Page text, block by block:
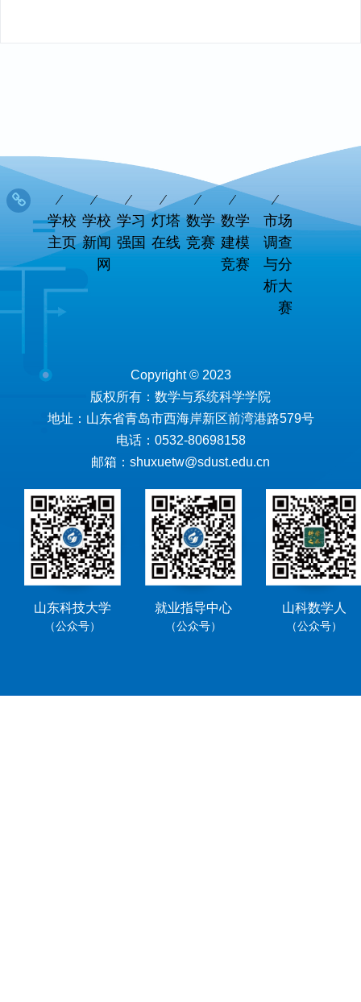
学校
主页
学校
新闻
网
学习
强国
灯塔
在线
数学
竞赛
数学
建模
竞赛
市场
调查
与分
析大
赛
Copyright © 2023
版权所有：数学与系统科学学院
地址：山东省青岛市西海岸新区前湾港路579号
电话：0532-80698158
邮箱：shuxuetw@sdust.edu.cn
山东科技大学
（公众号）
就业指导中心
（公众号）
山科数学人
（公众号）